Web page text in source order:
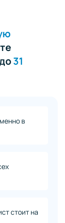
31
в
стоит на